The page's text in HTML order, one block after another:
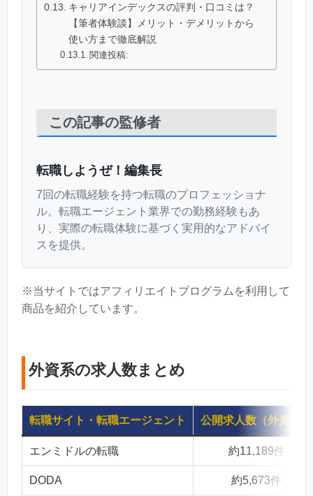
キャリアインデックスの評判・口コミは？
【筆者体験談】メリット・デメリットから
使い方まで徹底解説
関連投稿:
この記事の監修者
転職しようぜ！編集長
7回の転職経験を持つ転職のプロフェッショナ
ル。転職エージェント業界での勤務経験もあ
り、実際の転職体験に基づく実用的なアドバイ
スを提供。
※当サイトではアフィリエイトプログラムを利用して
商品を紹介しています。
外資系の求人数まとめ
転職サイト・転職エージェント 公開求人数（外資系）
エンミドルの転職 約11,189件
DODA 約5,673件